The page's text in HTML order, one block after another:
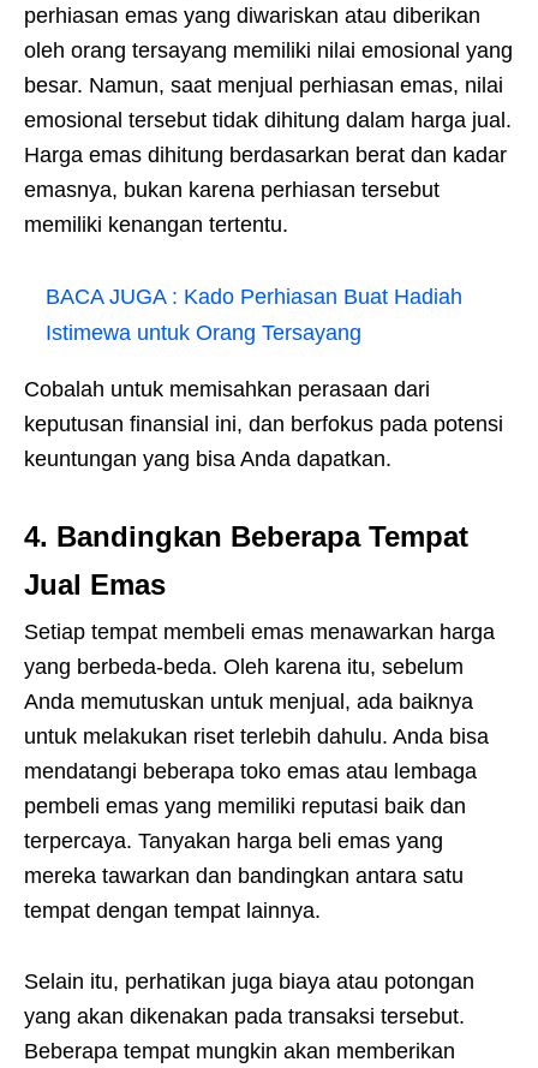
perhiasan emas yang diwariskan atau diberikan
oleh orang tersayang memiliki nilai emosional yang
besar. Namun, saat menjual perhiasan emas, nilai
emosional tersebut tidak dihitung dalam harga jual.
Harga emas dihitung berdasarkan berat dan kadar
emasnya, bukan karena perhiasan tersebut
memiliki kenangan tertentu.
BACA JUGA : Kado Perhiasan Buat Hadiah
Istimewa untuk Orang Tersayang
Cobalah untuk memisahkan perasaan dari
keputusan finansial ini, dan berfokus pada potensi
keuntungan yang bisa Anda dapatkan.
4. Bandingkan Beberapa Tempat
Jual Emas
Setiap tempat membeli emas menawarkan harga
yang berbeda-beda. Oleh karena itu, sebelum
Anda memutuskan untuk menjual, ada baiknya
untuk melakukan riset terlebih dahulu. Anda bisa
mendatangi beberapa toko emas atau lembaga
pembeli emas yang memiliki reputasi baik dan
terpercaya. Tanyakan harga beli emas yang
mereka tawarkan dan bandingkan antara satu
tempat dengan tempat lainnya.
Selain itu, perhatikan juga biaya atau potongan
yang akan dikenakan pada transaksi tersebut.
Beberapa tempat mungkin akan memberikan